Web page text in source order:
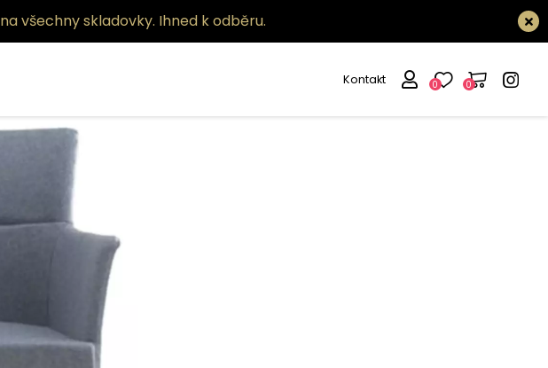
na všechny skladovky. Ihned k odběru.
Kontakt 0 0